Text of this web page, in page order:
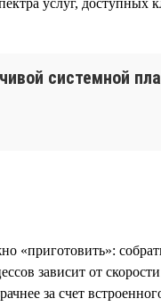
системной
«приготовить»:
зависит от
за счет